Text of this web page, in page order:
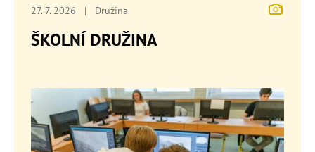
27. 7. 2026 | Družina
ŠKOLNÍ DRUŽINA